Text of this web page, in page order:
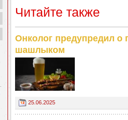
Читайте также
Онколог предупредил о
шашлыком
25.06.2025